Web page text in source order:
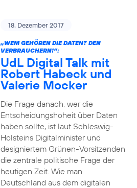
18. Dezember 2017
„WEM GEHÖREN DIE DATEN? DEN
VERBRAUCHERN!“:
UdL Digital Talk mit
Robert Habeck und
Valerie Mocker
Die Frage danach, wer die
Entscheidungshoheit über Daten
haben sollte, ist laut Schleswig-
Holsteins Digitalminister und
designiertem Grünen-Vorsitzenden
die zentrale politische Frage der
heutigen Zeit. Wie man
Deutschland aus dem digitalen